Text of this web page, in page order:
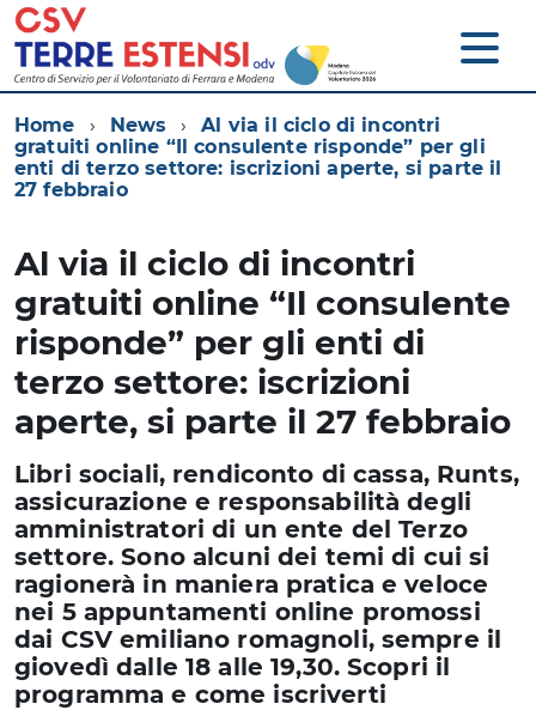
Home News
Al via il ciclo di incontri
gratuiti online “Il consulente risponde” per gli
enti di terzo settore: iscrizioni aperte, si parte il
27 febbraio
Al via il ciclo di incontri
gratuiti online “Il consulente
risponde” per gli enti di
terzo settore: iscrizioni
aperte, si parte il 27 febbraio
Libri sociali, rendiconto di cassa, Runts,
assicurazione e responsabilità degli
amministratori di un ente del Terzo
settore. Sono alcuni dei temi di cui si
ragionerà in maniera pratica e veloce
nei 5 appuntamenti online promossi
dai CSV emiliano romagnoli, sempre il
giovedì dalle 18 alle 19,30. Scopri il
programma e come iscriverti